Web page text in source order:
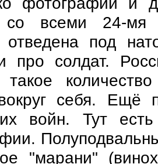
со всеми 24-мя
отведена под
солдат.
такое
себя. Ещё
войн. Тут
"марани"